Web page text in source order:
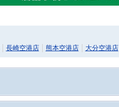
長崎空港店 熊本空港店 大分空港店